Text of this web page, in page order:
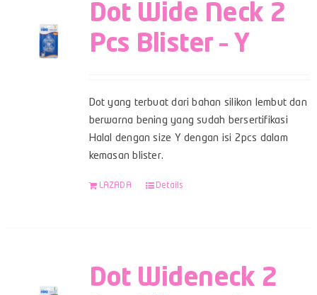
Dot Wide Neck 2
Pcs Blister – Y
Dot yang terbuat dari bahan silikon lembut dan
berwarna bening yang sudah bersertifikasi
Halal dengan size Y dengan isi 2pcs dalam
kemasan blister.
LAZADA Details
Dot Wideneck 2